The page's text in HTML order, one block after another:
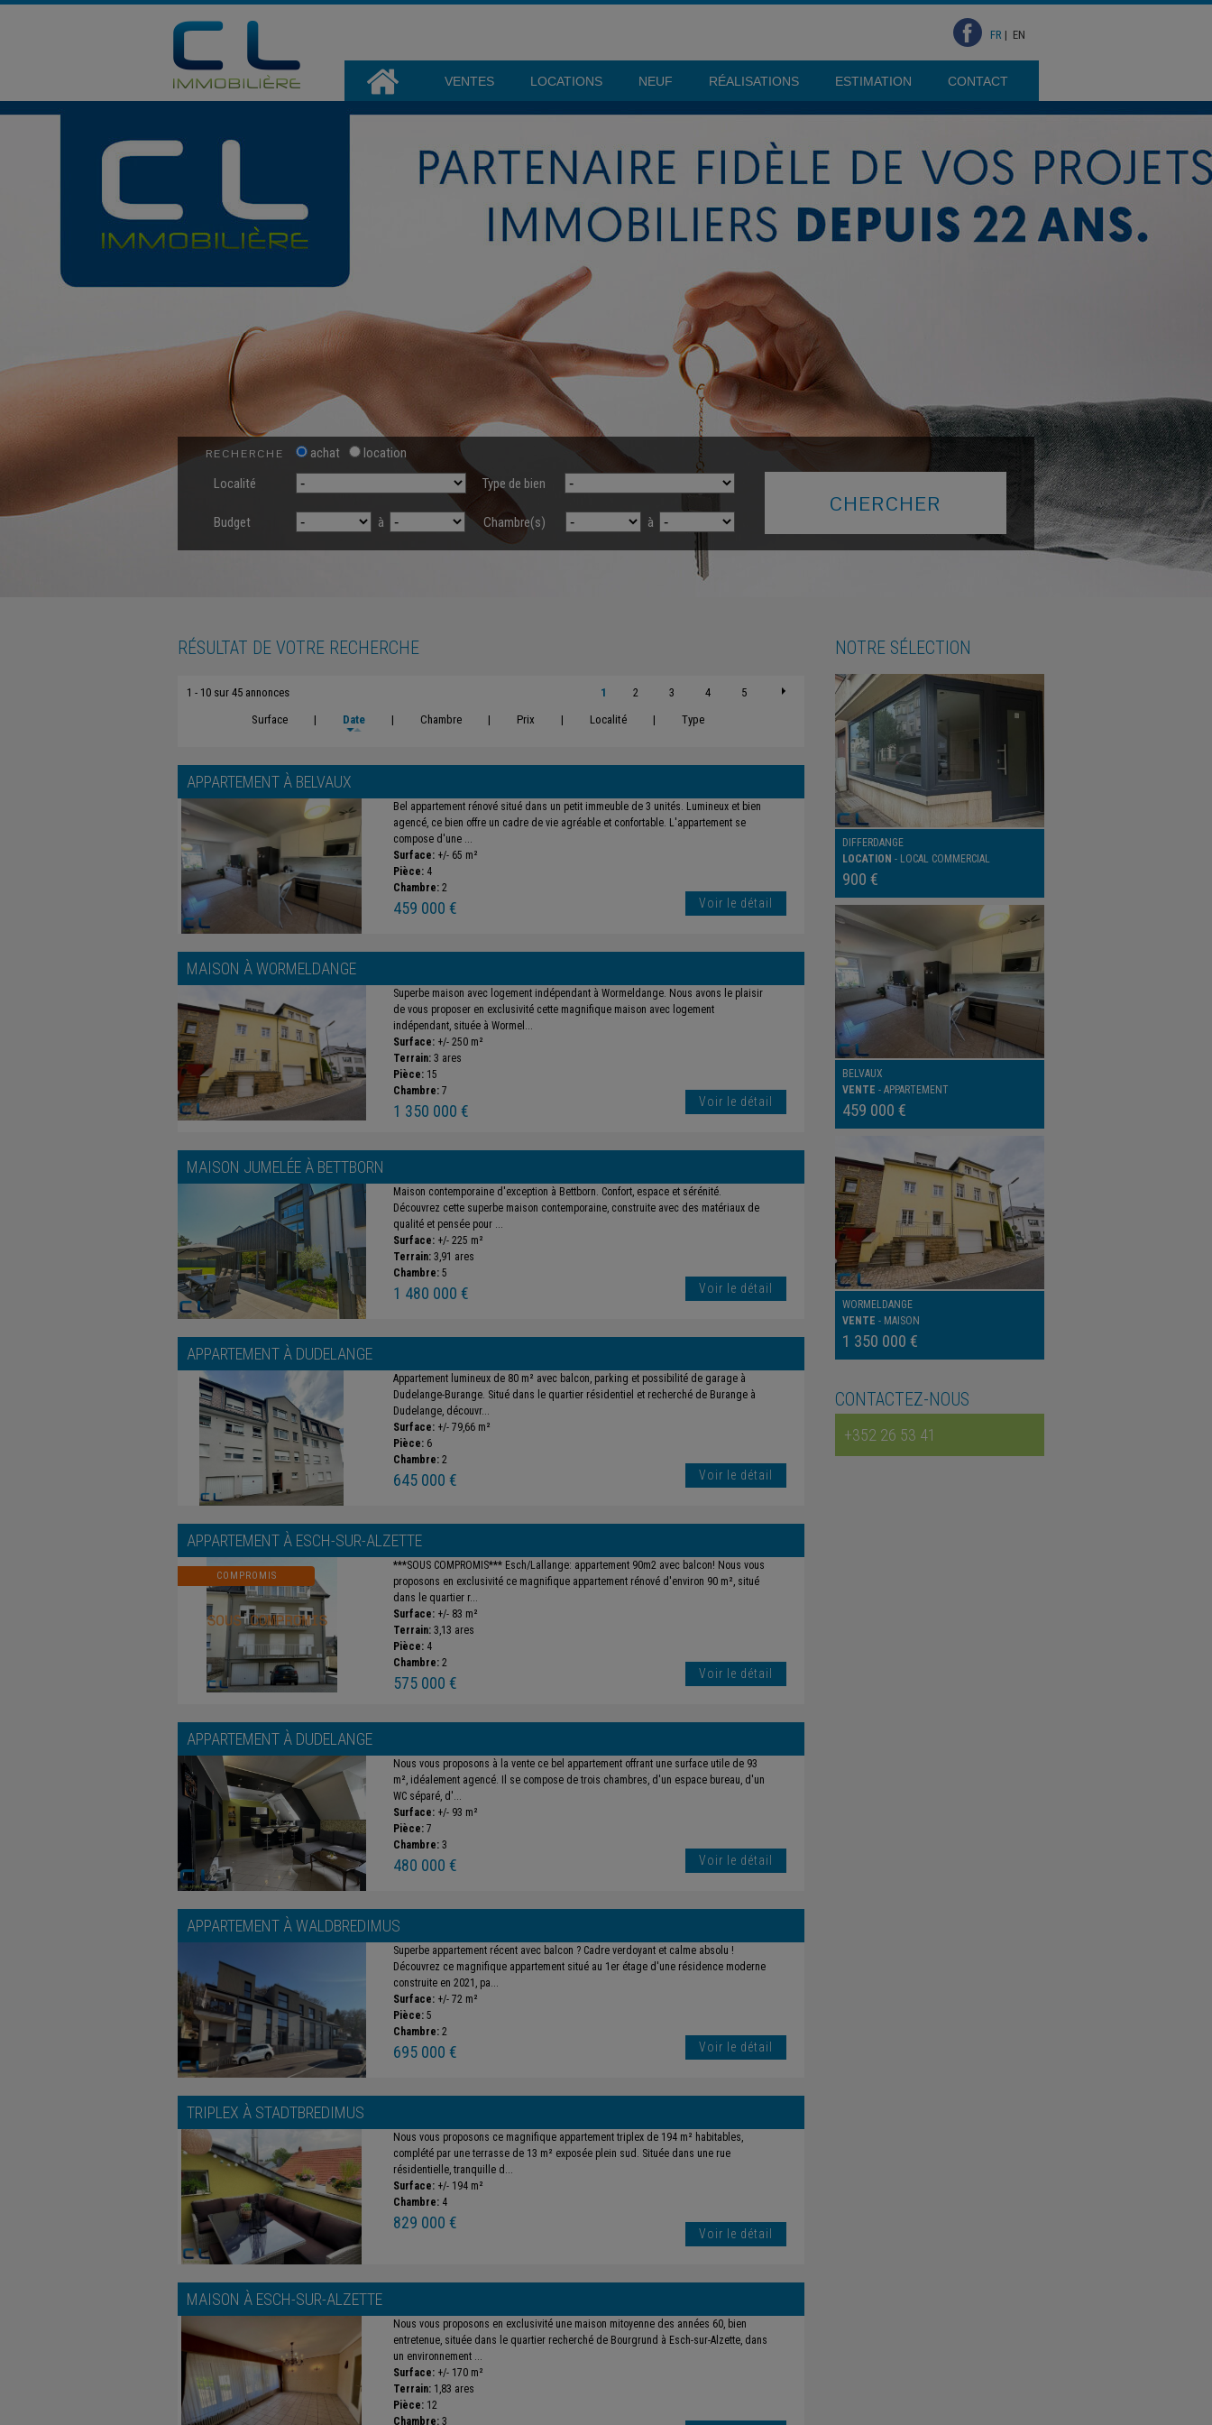
FR | EN
VENTES LOCATIONS NEUF RÉALISATIONS ESTIMATION CONTACT
RECHERCHE achat
location
Localité
Type de bien
Budget à Chambre(s) à
RÉSULTAT DE VOTRE RECHERCHE
1 - 10 sur 45 annonces 1 2 3 4
5
Surface
| Date | Chambre | Prix | Localité | Type
APPARTEMENT À BELVAUX
Bel appartement rénové situé dans un petit immeuble de 3 unités. Lumineux et bien
agencé, ce bien offre un cadre de vie agréable et confortable. L'appartement se
compose d'une ...
Surface: +/- 65 m²
Pièce: 4
Chambre: 2
459 000 € Voir le détail
MAISON ÀWORMELDANGE
Superbe maison avec logement indépendant à Wormeldange. Nous avons le plaisir
de vous proposer en exclusivité cette magnifique maison avec logement
indépendant, située à Wormel...
Surface: +/- 250 m²
Terrain: 3 ares
Pièce: 15
Chambre: 7
1 350 000 € Voir le détail
MAISON JUMELÉE À BETTBORN
Maison contemporaine d'exception à Bettborn. Confort, espace et sérénité.
Découvrez cette superbe maison contemporaine, construite avec des matériaux de
qualité et pensée pour ...
Surface: +/- 225 m²
Terrain: 3,91 ares
Chambre: 5
1 480 000 € Voir le détail
APPARTEMENT À DUDELANGE
Appartement lumineux de 80 m² avec balcon, parking et possibilité de garage à
Dudelange-Burange. Situé dans le quartier résidentiel et recherché de Burange à
Dudelange, découvr...
Surface: +/- 79,66 m²
Pièce: 6
Chambre: 2
645 000 € Voir le détail
APPARTEMENT À ESCH-SUR-ALZETTE
COMPROMIS
***SOUS COMPROMIS*** Esch/Lallange: appartement 90m2 avec balcon! Nous vous
proposons en exclusivité ce magnifique appartement rénové d'environ 90 m², situé
dans le quartier r...
Surface: +/- 83 m²
Terrain: 3,13 ares
Pièce: 4
Chambre: 2
575 000 € Voir le détail
APPARTEMENT À DUDELANGE
Nous vous proposons à la vente ce bel appartement offrant une surface utile de 93
m², idéalement agencé. Il se compose de trois chambres, d'un espace bureau, d'un
WC séparé, d'...
Surface: +/- 93 m²
Pièce: 7
Chambre: 3
480 000 € Voir le détail
APPARTEMENT ÀWALDBREDIMUS
Superbe appartement récent avec balcon ? Cadre verdoyant et calme absolu !
Découvrez ce magnifique appartement situé au 1er étage d'une résidence moderne
construite en 2021, pa...
Surface: +/- 72 m²
Pièce: 5
Chambre: 2
695 000 € Voir le détail
TRIPLEX À STADTBREDIMUS
Nous vous proposons ce magnifique appartement triplex de 194 m² habitables,
complété par une terrasse de 13 m² exposée plein sud. Située dans une rue
résidentielle, tranquille d...
Surface: +/- 194 m²
Chambre: 4
829 000 €
Voir le détail
MAISON À ESCH-SUR-ALZETTE
Nous vous proposons en exclusivité une maison mitoyenne des années 60, bien
entretenue, située dans le quartier recherché de Bourgrund à Esch-sur-Alzette, dans
un environnement ...
Surface: +/- 170 m²
Terrain: 1,83 ares
Pièce: 12
Chambre: 3
NOTRE SÉLECTION
DIFFERDANGE
LOCATION - LOCAL COMMERCIAL
900 €
BELVAUX
VENTE - APPARTEMENT
459 000 €
WORMELDANGE
VENTE - MAISON
1 350 000 €
CONTACTEZ-NOUS
+352 26 53 41